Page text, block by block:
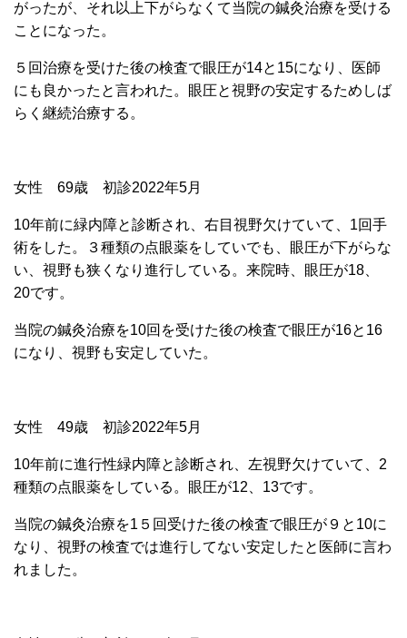
がったが、それ以上下がらなくて当院の鍼灸治療を受ける
ことになった。
５回治療を受けた後の検査で眼圧が14と15になり、医師
にも良かったと言われた。眼圧と視野の安定するためしば
らく継続治療する。
女性 69歳 初診2022年5月
10年前に緑内障と診断され、右目視野欠けていて、1回手
術をした。３種類の点眼薬をしていでも、眼圧が下がらな
い、視野も狭くなり進行している。来院時、眼圧が18、
20です。
当院の鍼灸治療を10回を受けた後の検査で眼圧が16と16
になり、視野も安定していた。
女性 49歳 初診2022年5月
10年前に進行性緑内障と診断され、左視野欠けていて、2
種類の点眼薬をしている。眼圧が12、13です。
当院の鍼灸治療を1５回受けた後の検査で眼圧が９と10に
なり、視野の検査では進行してない安定したと医師に言わ
れました。